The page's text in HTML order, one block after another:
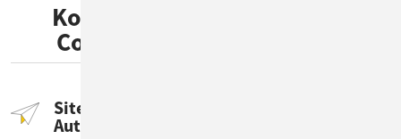
Komplexe Anforderungen -
ConSol als starker Partner
Site Reliability Engineering –
Automation first